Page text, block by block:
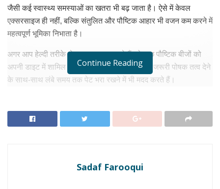
जैसी कई स्वास्थ्य समस्याओं का खतरा भी बढ़ जाता है। ऐसे में केवल
एक्सरसाइज ही नहीं, बल्कि संतुलित और पौष्टिक आहार भी वजन कम करने में
महत्वपूर्ण भूमिका निभाता है।
अगर आप हेल्दी तरीके से वजन घटाना चाहते हैं, तो कुछ पौष्टिक बीजों को
अपनी डाइट में शामिल कर सकते हैं। ये बीज शरीर को जरूरी पोषक तत्व देने
के साथ-साथ लंबे समय तक पेट भरा रखने में भी मदद करते हैं।
Beauty Tips: ये खाने आदतें बढ़ा सकती हैं एजिंग का
Monsoon Stomach Care Tips: बरसात में पेट के
संक्रमण से कैसे बचें? जानिए डॉक्टरों की आसान सलाह
Continue Reading
Sadaf Farooqui